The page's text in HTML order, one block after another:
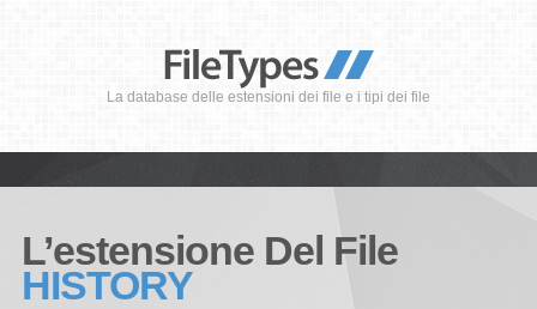
La database delle estensioni dei file e i tipi dei file
L’estensione Del File
HISTORY